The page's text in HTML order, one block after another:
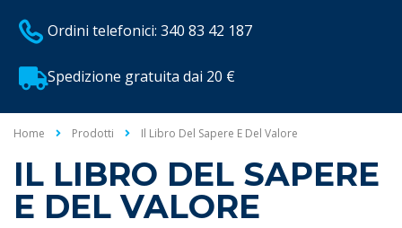
Ordini telefonici: 340 83 42 187
Spedizione gratuita dai 20 €
Home Prodotti Il Libro Del Sapere E Del Valore
IL LIBRO DEL SAPERE
E DEL VALORE